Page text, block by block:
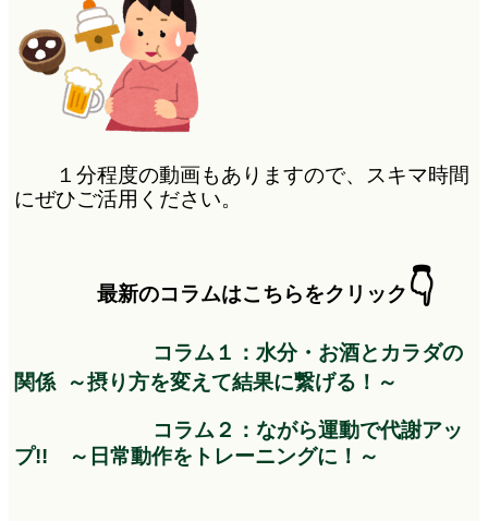
１分程度の動画もありますので、スキマ時間
にぜひご活用ください。
最新のコラムはこちらをクリック 👇
コラム１：水分・お酒とカラダの
関係 ～摂り方を変えて結果に繋げる！～
コラム２：ながら運動で代謝アッ
プ!! ～日常動作をトレーニングに！～